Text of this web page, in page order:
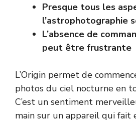
Presque tous les
l’astrophotographie
L’absence de
peut être frustrante
L’Origin permet de
photos du ciel nocturne en
C’est un sentiment
main sur un appareil qui fait